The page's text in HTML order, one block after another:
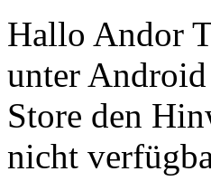
Hallo Andor
unter
Store den
nicht